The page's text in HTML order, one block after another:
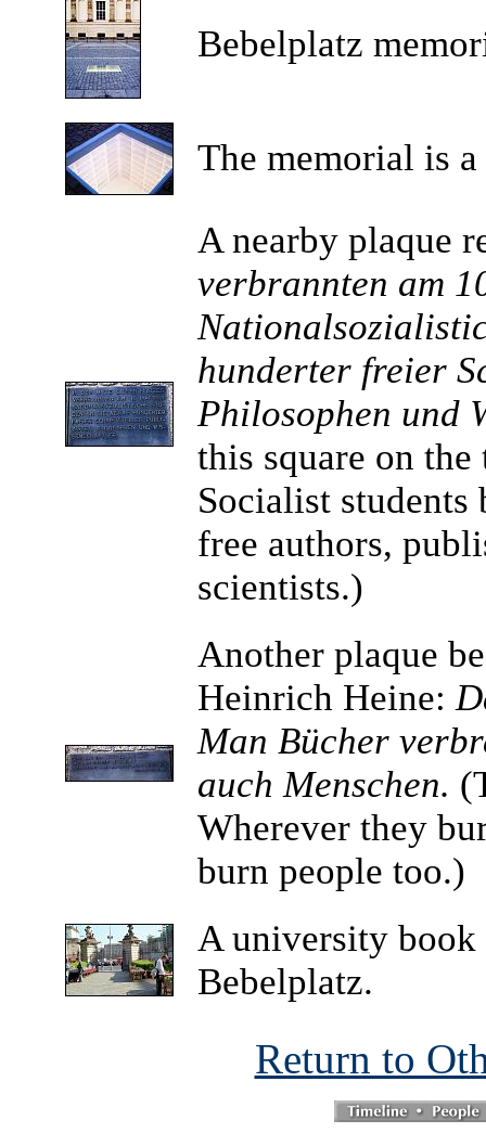
Bebelplatz
The memorial is
A nearby plaque
verbrannten am
hunderter freier
Philosophen und
this square on
Socialist
free authors,
scientists.)
Another plaque
Heinrich Heine:
Man Bücher
auch Menschen.
Wherever they
burn people too.)
A university book
Bebelplatz.
Return to